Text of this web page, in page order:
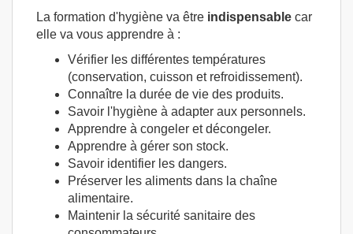
La formation d'hygiène va être indispensable car
elle va vous apprendre à :
Vérifier les différentes températures
(conservation, cuisson et refroidissement).
Connaître la durée de vie des produits.
Savoir l'hygiène à adapter aux personnels.
Apprendre à congeler et décongeler.
Apprendre à gérer son stock.
Savoir identifier les dangers.
Préserver les aliments dans la chaîne
alimentaire.
Maintenir la sécurité sanitaire des